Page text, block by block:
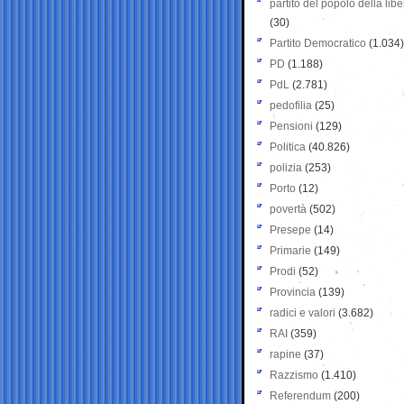
partito del popolo della
(30)
Partito Democratico (1.034)
PD (1.188)
PdL (2.781)
pedofilia (25)
Pensioni (129)
Politica (40.826)
polizia (253)
Porto (12)
povertà (502)
Presepe (14)
Primarie (149)
Prodi (52)
Provincia (139)
radici e valori (3.682)
RAI (359)
rapine (37)
Razzismo (1.410)
Referendum (200)